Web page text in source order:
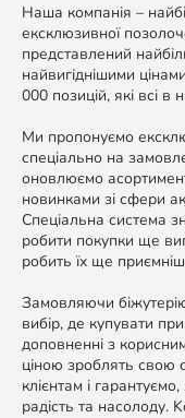
Наша компанія –
ексклюзивної
представлений
найвигіднішими
000 позицій, які всі в
Ми пропонуємо
спеціально на
оновлюємо
новинками зі сфери
Спеціальна система
робити покупки ще
робить їх ще
Замовляючи
вибір, де купувати
доповненні з
ціною зроблять
клієнтам і
радість та насолоду.